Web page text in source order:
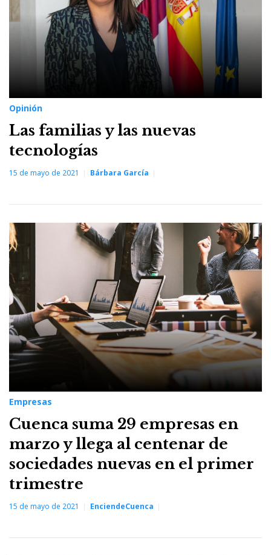
Opinión
Las familias y las nuevas
tecnologías
15 de mayo de 2021 Bárbara García
Empresas
Cuenca suma 29 empresas en
marzo y llega al centenar de
sociedades nuevas en el primer
trimestre
15 de mayo de 2021 EnciendeCuenca